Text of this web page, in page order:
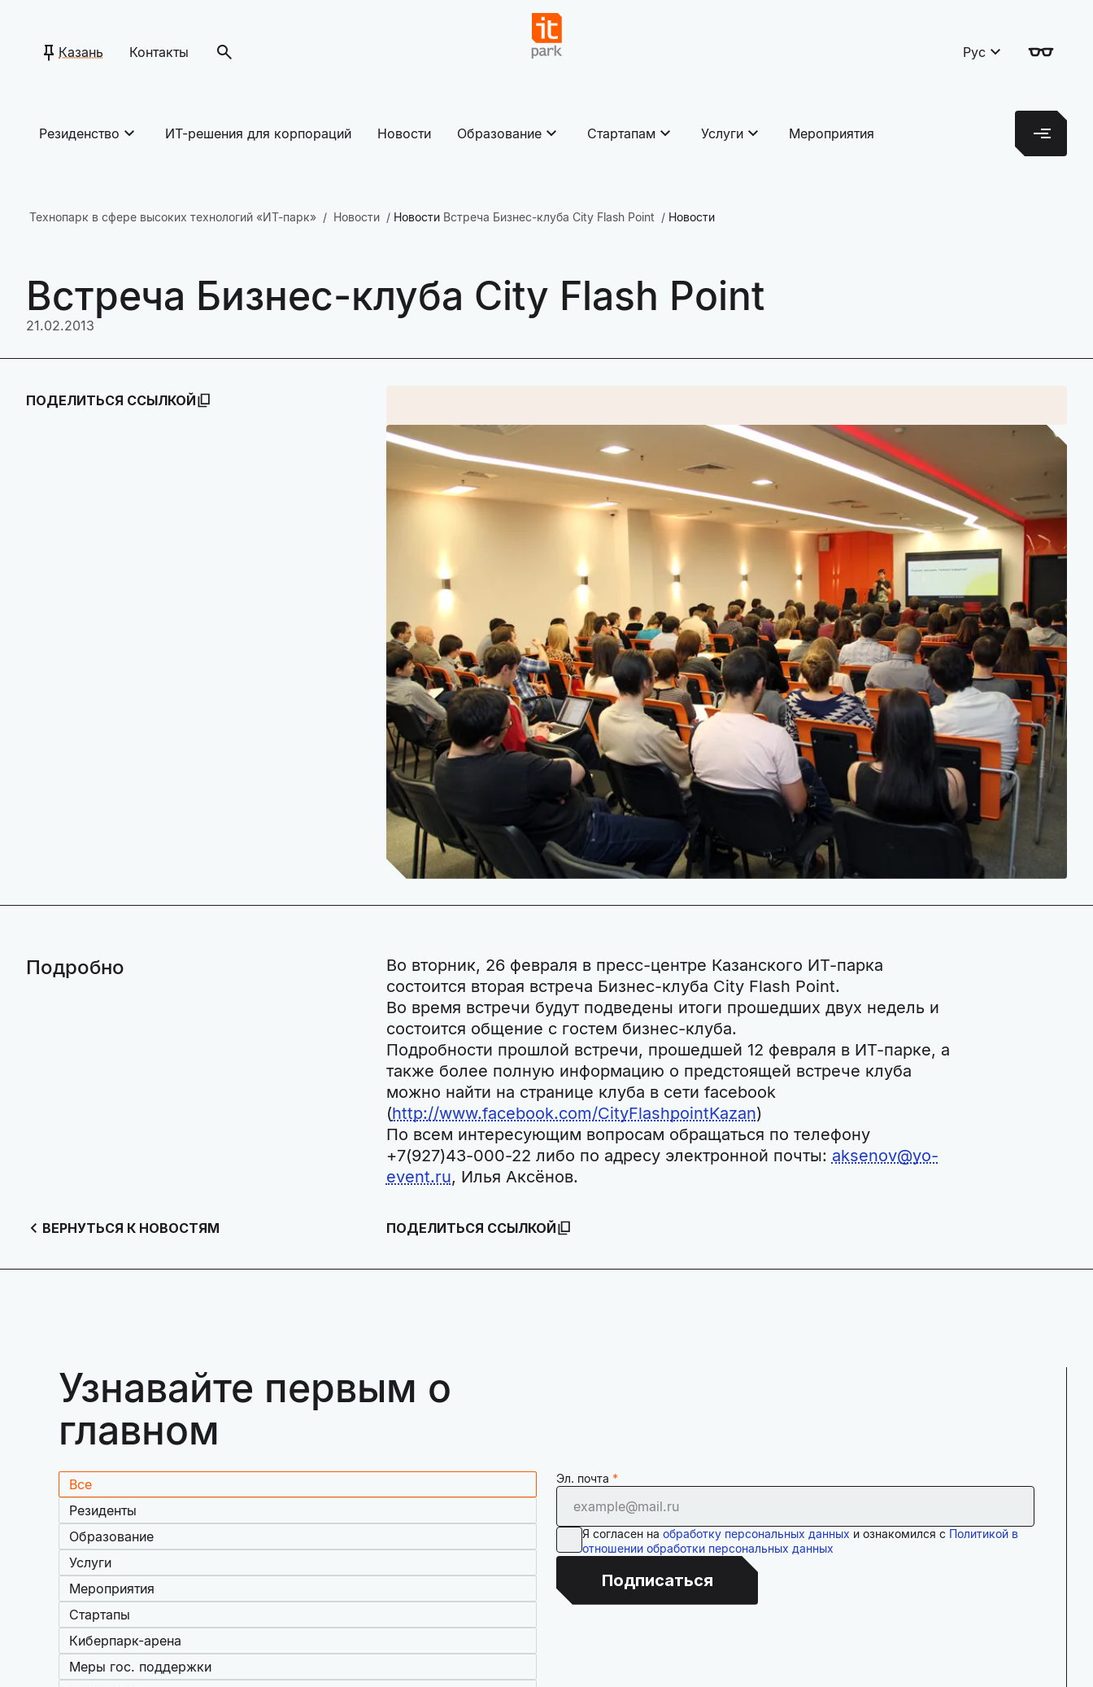
Казань Контакты Рус
Резиденство ИТ-решения для корпораций Новости Образование Стартапам Услуги Мероприятия
Технопарк в сфере высоких технологий «ИТ-парк» Новости Новости Встреча Бизнес-клуба City Flash Point Новости
Встреча Бизнес-клуба City Flash Point
21.02.2013
ПОДЕЛИТЬСЯ ССЫЛКОЙ
Подробно
Во вторник, 26 февраля в пресс-центре Казанского ИТ-парка
состоится вторая встреча Бизнес-клуба City Flash Point.
Во время встречи будут подведены итоги прошедших двух недель и
состоится общение с гостем бизнес-клуба.
Подробности прошлой встречи, прошедшей 12 февраля в ИТ-парке, а
также более полную информацию о предстоящей встрече клуба
можно найти на странице клуба в сети facebook
(http://www.facebook.com/CityFlashpointKazan)
По всем интересующим вопросам обращаться по телефону
+7(927)43-000-22 либо по адресу электронной почты: aksenov@yo-
event.ru, Илья Аксёнов.
ВЕРНУТЬСЯ К НОВОСТЯМ ПОДЕЛИТЬСЯ ССЫЛКОЙ
Узнавайте первым о
главном
Все
Резиденты
Образование
Услуги
Мероприятия
Стартапы
Киберпарк-арена
Меры гос. поддержки
Эл. почта
Я согласен на обработку персональных данных и ознакомился с Политикой в
отношении обработки персональных данных
Подписаться